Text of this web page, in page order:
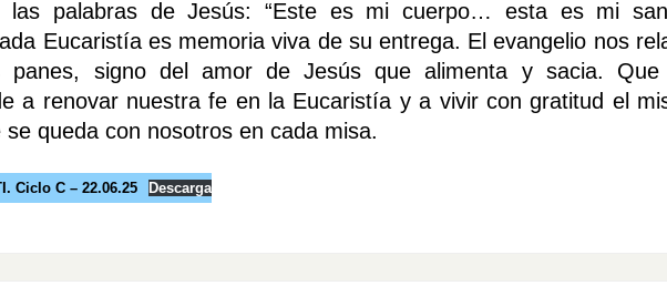
las palabras de Jesús: “Este es mi cuerpo… esta es mi
Eucaristía es memoria viva de su entrega. El evangelio nos
panes, signo del amor de Jesús que alimenta y sacia. Que
a renovar nuestra fe en la Eucaristía y a vivir con gratitud el
queda con nosotros en cada misa.
Ciclo C – 22.06.25 Descarga